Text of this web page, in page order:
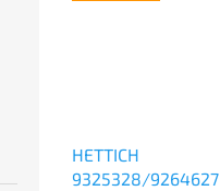
HETTICH
9325328/9264627